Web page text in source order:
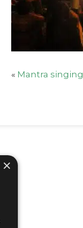
« Mantra singing
×